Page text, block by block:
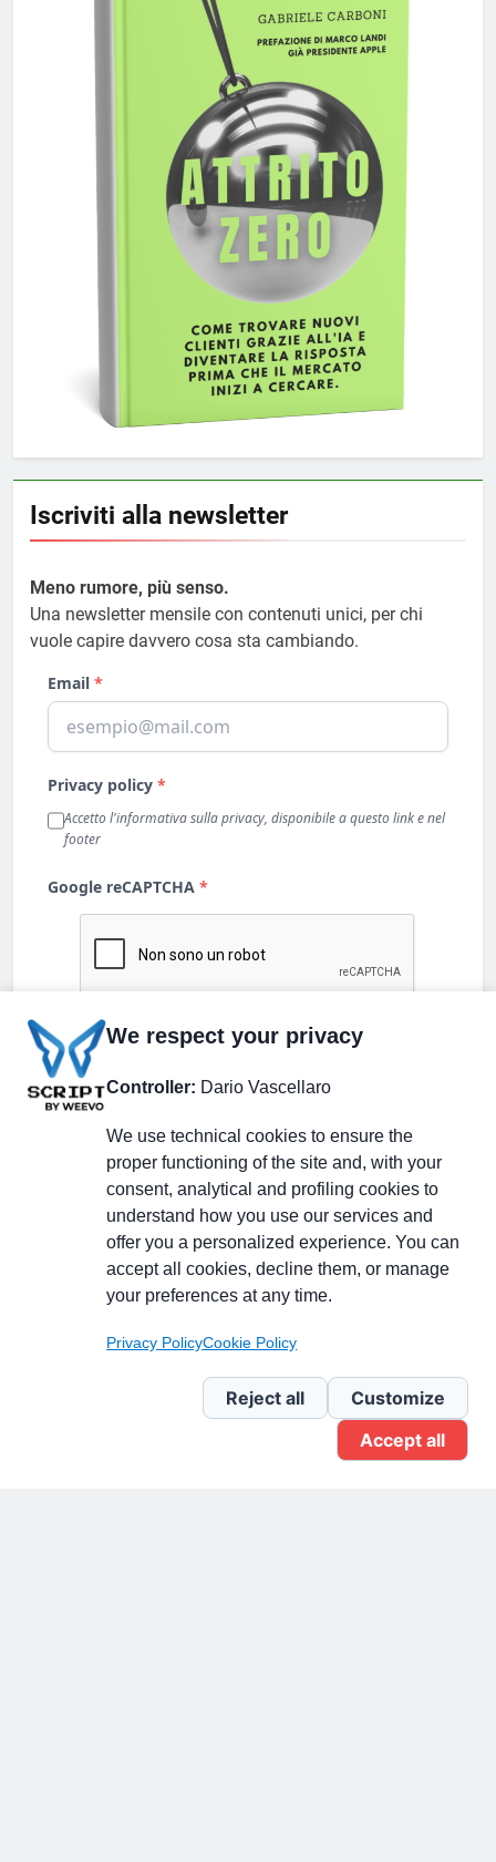
Iscriviti alla newsletter
Meno rumore, più senso.
Una newsletter mensile con contenuti unici, per chi
vuole capire davvero cosa sta cambiando.
Partecipa alla discussione
Pagina Linkedin
Newsletter Linkedin
We respect your privacy
Controller: Dario Vascellaro
We use technical cookies to ensure the
proper functioning of the site and, with your
consent, analytical and profiling cookies to
understand how you use our services and
offer you a personalized experience. You can
accept all cookies, decline them, or manage
your preferences at any time.
Privacy PolicyCookie Policy
Reject all
Customize
Accept all